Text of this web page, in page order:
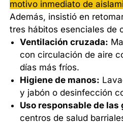
motivo inmediato de
Además, insistió en
tres hábitos esenciales de
Ventilación cruzada:
con circulación de aire
días más fríos.
Higiene de manos:
y jabón o desinfección
Uso responsable de las
centros de salud